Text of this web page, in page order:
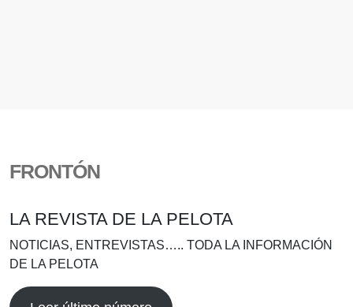
FRONTÓN
LA REVISTA DE LA PELOTA
NOTICIAS, ENTREVISTAS….. TODA LA INFORMACIÓN
DE LA PELOTA